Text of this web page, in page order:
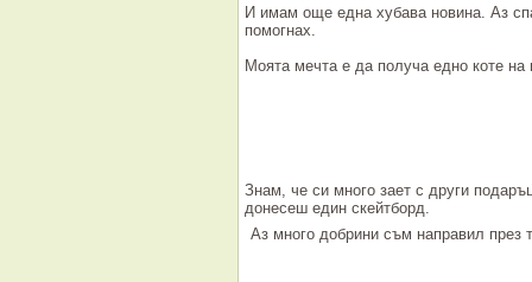
И имам още една хубава новина. Аз
помогнах.
Моята мечта е да получа едно коте
Знам, че си много зает с други
донесеш един скейтборд.
Аз много добрини съм направил през